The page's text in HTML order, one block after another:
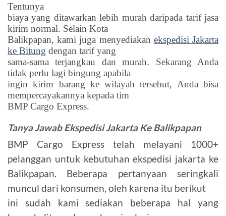
Tentunya
biaya yang ditawarkan lebih murah daripada tarif jasa
kirim normal. Selain Kota
Balikpapan, kami juga menyediakan ekspedisi Jakarta
ke Bitung dengan tarif yang
sama-sama terjangkau dan murah. Sekarang Anda
tidak perlu lagi bingung apabila
ingin kirim barang ke wilayah tersebut, Anda bisa
mempercayakannya kepada tim
BMP Cargo Express.
Tanya Jawab Ekspedisi Jakarta Ke Balikpapan
BMP Cargo Express telah melayani 1000+
pelanggan untuk kebutuhan ekspedisi jakarta ke
Balikpapan. Beberapa pertanyaan seringkali
muncul dari konsumen, oleh karena itu berikut
ini sudah kami sediakan beberapa hal yang